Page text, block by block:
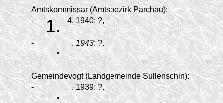
Amtskommissar (Amtsbezirk Parchau):
-
1. 4. 1940: ?,
- . . 1943: ?.
Gemeindevogt (Landgemeinde Sullenschin):
-
. . 1939: ?.